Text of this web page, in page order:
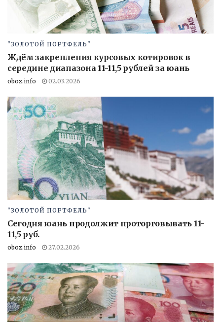
"ЗОЛОТОЙ ПОРТФЕЛЬ"
Ждём закрепления курсовых котировок в
середине диапазона 11-11,5 рублей за юань
oboz.info 02.03.2026
"ЗОЛОТОЙ ПОРТФЕЛЬ"
Сегодня юань продолжит проторговывать 11-
11,5 руб.
oboz.info 27.02.2026